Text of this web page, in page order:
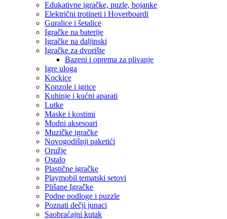
Edukativne igračke, puzle, bojanke
Električni trotineti i Hoverboardi
Guralice i šetalice
Igračke na baterije
Igračke na daljinski
‎Igračke za dvorište
Bazeni i oprema za plivanje
Igre uloga
Kockice
Konzole i igrice
Kuhinje i kućni aparati
Lutke
Maske i kostimi
Modni aksesoari
Muzičke igračke
Novogodišnji paketići
Oružje
Ostalo
Plastične igračke
Playmobil tematski setovi
Plišane Igračke
Podne podloge i puzzle
Poznati dečji junaci
Saobraćajni kutak